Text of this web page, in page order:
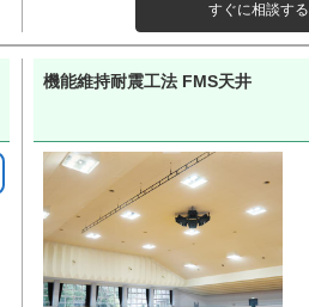
すぐに相談する
機能維持耐震工法 FMS天井